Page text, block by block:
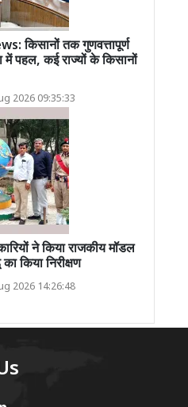
किसानों तक गुणवत्तापूर्ण
में पहल, कई राज्यों के किसानों
2026 09:35:33
ने किया राजकीय मॉडल
किया निरीक्षण
2026 14:26:48